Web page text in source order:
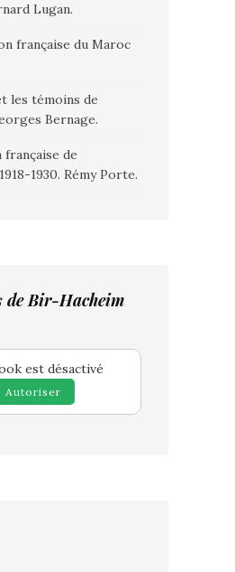
Lugan.
française du Maroc
les témoins de
Bernage.
française de
1930. Rémy Porte.
de Bir-Hacheim
est désactivé
Autoriser